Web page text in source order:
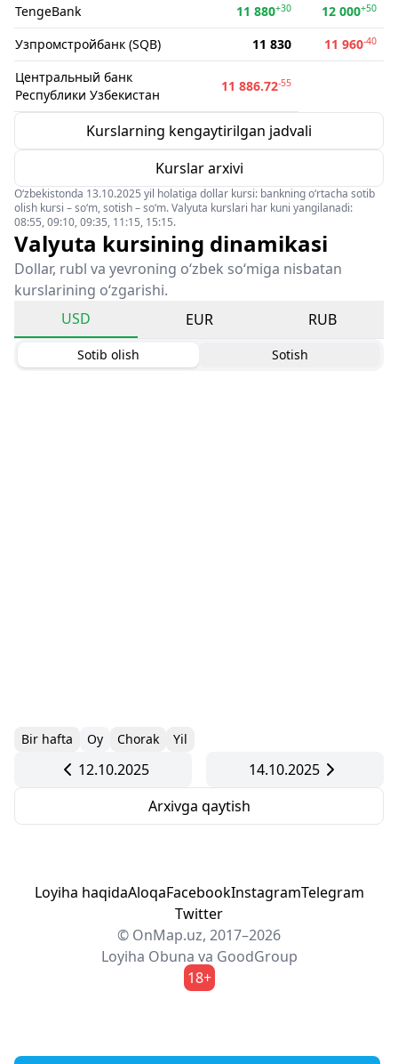
TengeBank 11 880+30 12 000+50
Узпромстройбанк (SQB) 11 830 11 960-40
Центральный банк
Республики Узбекистан
11 886.72-55
Kurslarning kengaytirilgan jadvali
Kurslar arxivi
O‘zbekistonda 13.10.2025 yil holatiga dollar kursi: bankning o‘rtacha sotib
olish kursi – so‘m, sotish – so‘m. Valyuta kurslari har kuni yangilanadi:
08:55, 09:10, 09:35, 11:15, 15:15.
Valyuta kursining dinamikasi
Dollar, rubl va yevroning o‘zbek so‘miga nisbatan
kurslarining o‘zgarishi.
USD
EUR RUB
Sotib olish Sotish
Bir hafta Oy Chorak Yil
12.10.2025
14.10.2025
Arxivga qaytish
Loyiha haqidaAloqaFacebookInstagramTelegram
Twitter
© OnMap.uz, 2017–2026
Loyiha Obuna va GoodGroup
18+